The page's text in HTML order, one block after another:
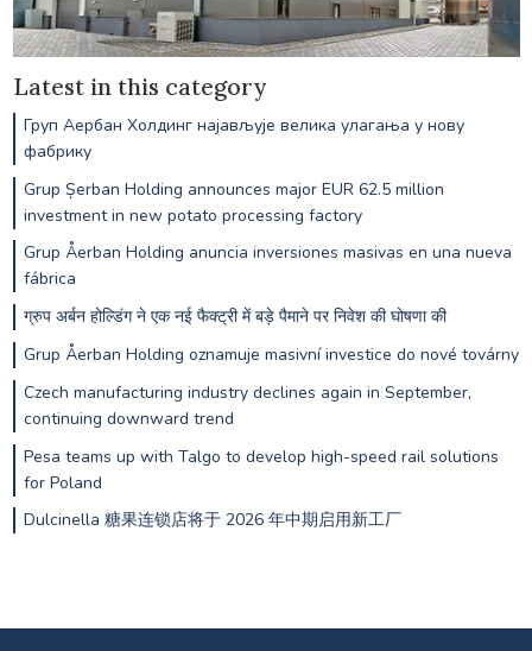
Latest in this category
Груп Аербан Холдинг најављује велика улагања у нову
фабрику
Grup Șerban Holding announces major EUR 62.5 million
investment in new potato processing factory
Grup Åerban Holding anuncia inversiones masivas en una nueva
fábrica
ग्रुप अर्बन होल्डिंग ने एक नई फैक्ट्री में बड़े पैमाने पर निवेश की घोषणा की
Grup Åerban Holding oznamuje masivní investice do nové továrny
Czech manufacturing industry declines again in September,
continuing downward trend
Pesa teams up with Talgo to develop high-speed rail solutions
for Poland
Dulcinella 糖果连锁店将于 2026 年中期启用新工厂